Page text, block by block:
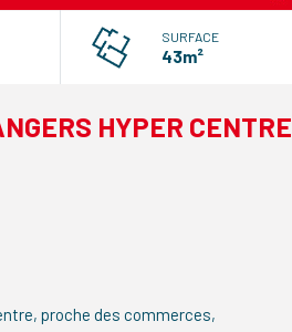
SURFACE
43m²
HYPER CENTRE
proche des commerces,